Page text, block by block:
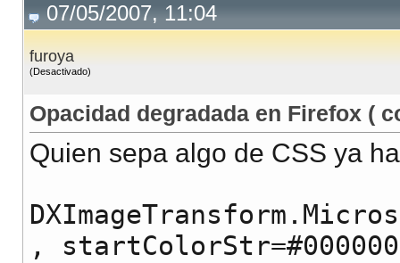
07/05/2007, 11:04
furoya
(Desactivado)
Opacidad degradada en Firefox (
Quien sepa algo de CSS ya
,